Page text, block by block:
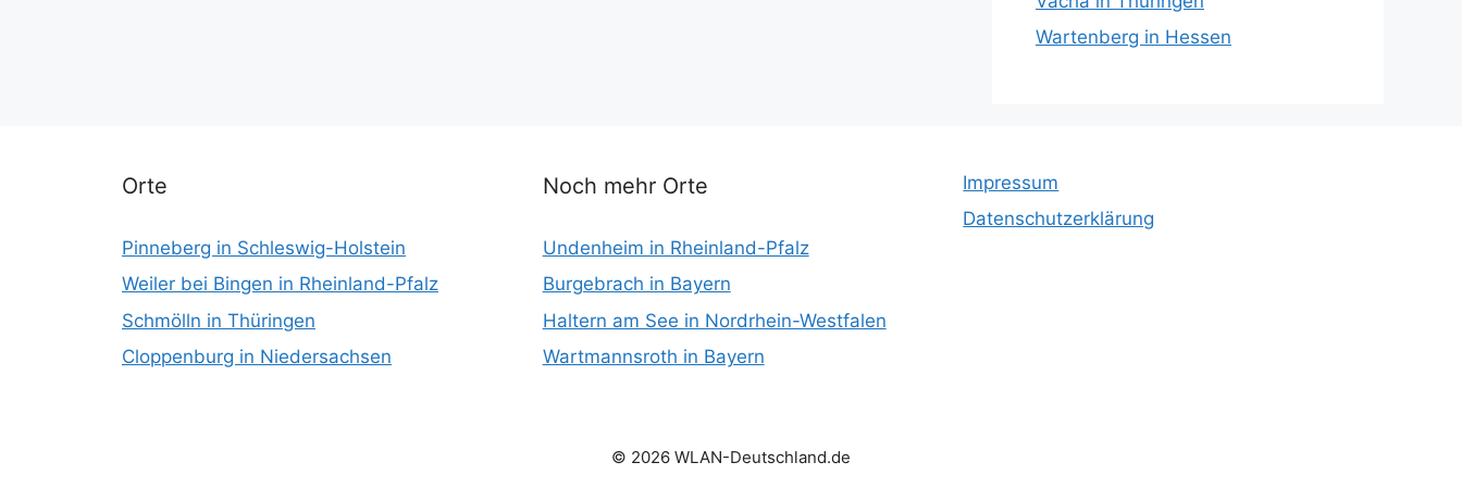
Wartenberg in Hessen
Orte
Pinneberg in Schleswig-Holstein
Weiler bei Bingen in Rheinland-Pfalz
Schmölln in Thüringen
Cloppenburg in Niedersachsen
Noch mehr Orte
Undenheim in Rheinland-Pfalz
Burgebrach in Bayern
Haltern am See in Nordrhein-Westfalen
Wartmannsroth in Bayern
Impressum
Datenschutzerklärung
© 2026 WLAN-Deutschland.de